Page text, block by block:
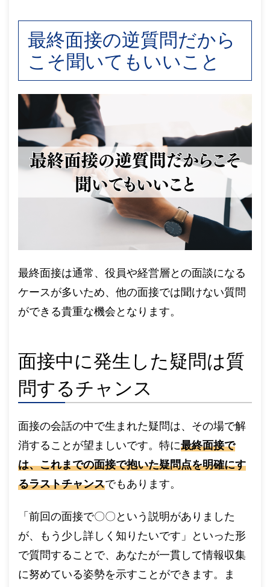
最終面接の逆質問だから
こそ聞いてもいいこと
最終面接は通常、役員や経営層との面談になる
ケースが多いため、他の面接では聞けない質問
ができる貴重な機会となります。
面接中に発生した疑問は質
問するチャンス
面接の会話の中で生まれた疑問は、その場で解
消することが望ましいです。特に最終面接で
は、これまでの面接で抱いた疑問点を明確にす
るラストチャンスでもあります。
「前回の面接で〇〇という説明がありました
が、もう少し詳しく知りたいです」といった形
で質問することで、あなたが一貫して情報収集
に努めている姿勢を示すことができます。ま